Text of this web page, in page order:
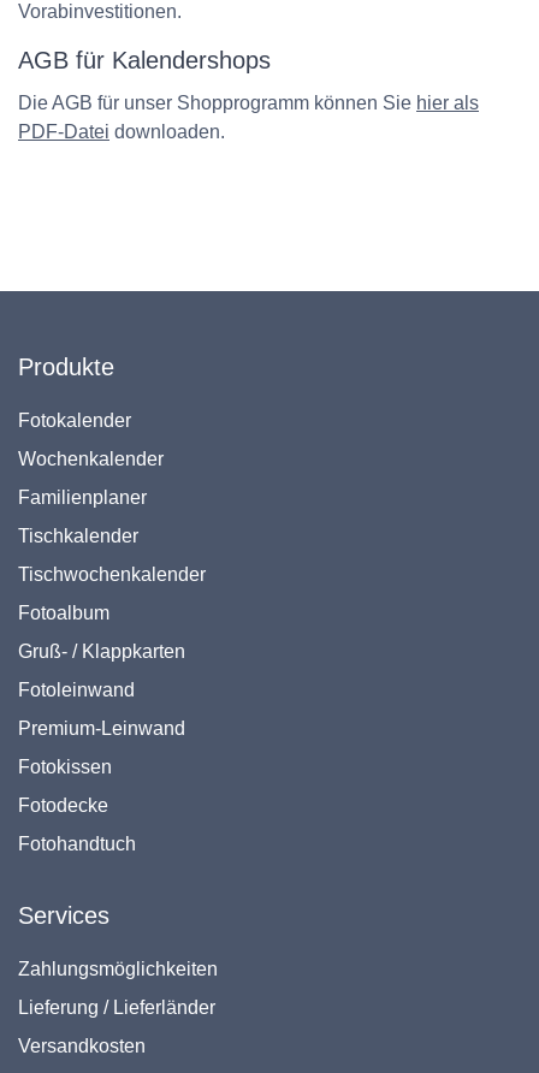
Vorabinvestitionen.
AGB für Kalendershops
Die AGB für unser Shopprogramm können Sie hier als
PDF-Datei downloaden.
Produkte
Fotokalender
Wochenkalender
Familienplaner
Tischkalender
Tischwochenkalender
Fotoalbum
Gruß- / Klappkarten
Fotoleinwand
Premium-Leinwand
Fotokissen
Fotodecke
Fotohandtuch
Services
Zahlungsmöglichkeiten
Lieferung / Lieferländer
Versandkosten